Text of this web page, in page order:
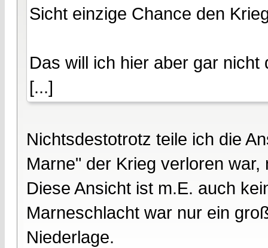
Sicht einzige Chance den
Das will ich hier aber gar nicht
[...]
Nichtsdestotrotz teile ich die
Marne" der Krieg verloren war,
Diese Ansicht ist m.E. auch
Marneschlacht war nur ein
Niederlage.